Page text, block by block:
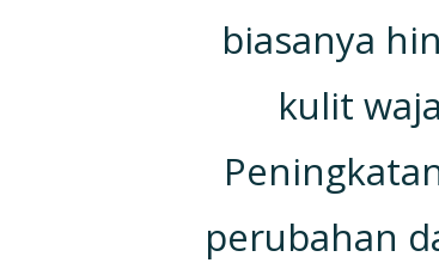
biasanya
kulit
perubahan